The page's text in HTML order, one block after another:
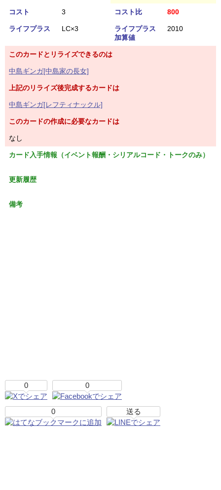
コスト 3 コスト比 800
ライフプラス LC×3
ライフプラス
加算値
2010
このカードとリライズできるのは
中島ギンガ[中島家の長女]
上記のリライズ後完成するカードは
中島ギンガ[レフティナックル]
このカードの作成に必要なカードは
なし
カード入手情報（イベント報酬・シリアルコード・トークのみ）
更新履歴
備考
0 0
0 送る